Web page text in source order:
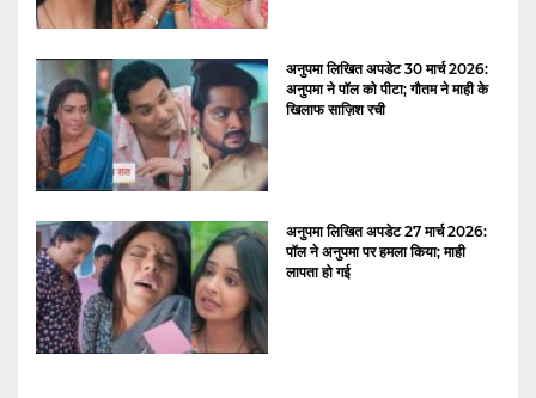
अनुपमा लिखित अपडेट 30 मार्च 2026:
अनुपमा ने पॉल को पीटा; गौतम ने माही के
खिलाफ साज़िश रची
अनुपमा लिखित अपडेट 27 मार्च 2026:
पॉल ने अनुपमा पर हमला किया; माही
लापता हो गई